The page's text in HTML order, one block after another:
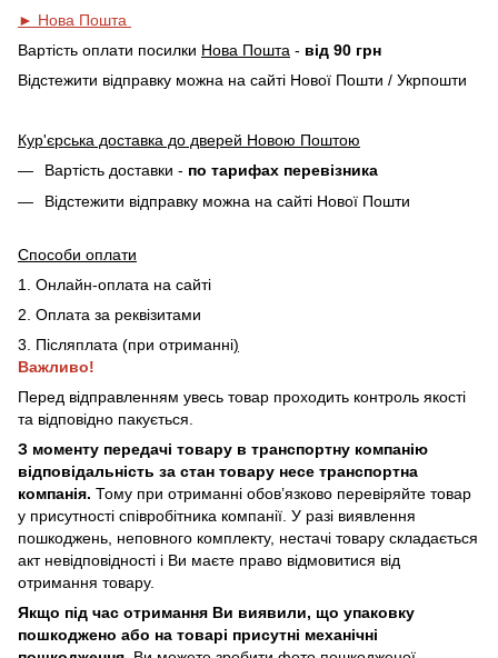
► Нова Пошта
Вартість оплати посилки Нова Пошта - від 90 грн
Відстежити відправку можна на сайті Нової Пошти / Укрпошти
Кур'єрська доставка до дверей Новою Поштою
Вартість доставки - по тарифах перевізника
Відстежити відправку можна на сайті Нової Пошти
Способи оплати
1. Онлайн-оплата на сайті
2. Оплата за реквізитами
3. Післяплата (при отриманні)
Важливо!
Перед відправленням увесь товар проходить контроль якості
та відповідно пакується.
З моменту передачі товару в транспортну компанію
відповідальність за стан товару несе транспортна
компанія. Тому при отриманні обов’язково перевіряйте товар
у присутності співробітника компанії. У разі виявлення
пошкоджень, неповного комплекту, нестачі товару складається
акт невідповідності і Ви маєте право відмовитися від
отримання товару.
Якщо під час отримання Ви виявили, що упаковку
пошкоджено або на товарі присутні механічні